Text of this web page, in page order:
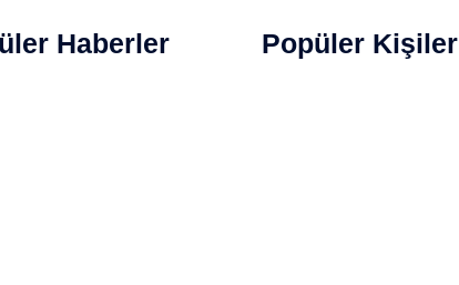
Haberler Popüler Kişiler